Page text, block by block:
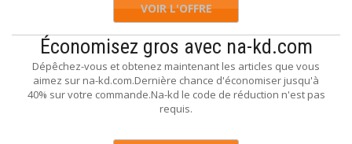
VOIR L'OFFRE
Économisez gros avec na-kd.com
Dépêchez-vous et obtenez maintenant les articles que vous
aimez sur na-kd.com.Dernière chance d'économiser jusqu'à
40% sur votre commande.Na-kd le code de réduction n'est pas
requis.